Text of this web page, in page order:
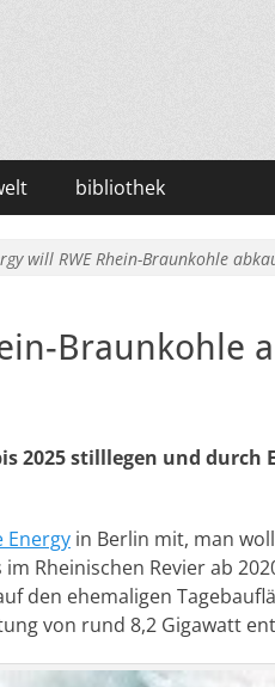
bibliothek
will RWE Rhein-Braunkohle
Braunkohle
2025 stilllegen und durch
Energy in Berlin mit, man
Rheinischen Revier ab
den ehemaligen
von rund 8,2 Gigawatt